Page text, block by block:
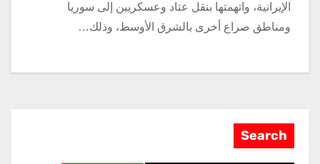
الإيرانية، واتهمتها بنقل عتاد وعسكريين إلى سوريا
ومناطق صراع أخرى بالشرق الأوسط، وذلك…
Search